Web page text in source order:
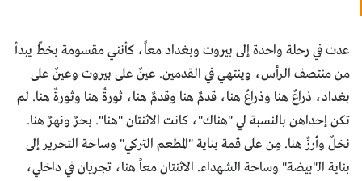
عدت في رحلة واحدة إلى بيروت وبغداد معاً، كأنني مقسومة بخطّ يبدأ
من منتصف الرأس، وينتهي في القدمين. عينٌ على بيروت وعينٌ على
بغداد، ذراعٌ هنا وذراعٌ هنا، قدمٌ هنا وقدمٌ هنا، ثورةٌ هنا وثورةٌ هنا. لم
تكن إحداهن بالنسبة لي "هناك"، كانت الاثنتان "هنا". بحرٌ ونهرٌ هنا.
نخلٌ وأرزٌ هنا. مِن على قمة بناية "المطعم التركي" وساحة التحرير إلى
بناية الـ"بيضة" وساحة الشهداء. الاثنتان معاً هنا، تجريان في داخلي،